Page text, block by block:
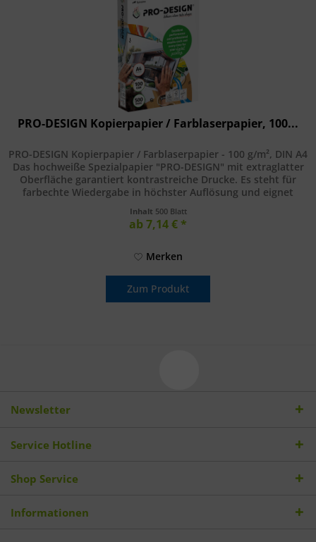
PRO-DESIGN Kopierpapier / Farblaserpapier, 100...
PRO-DESIGN Kopierpapier / Farblaserpapier - 100 g/m², DIN A4
Das hochweiße Spezialpapier "PRO-DESIGN" mit extraglatter
Oberfläche garantiert kontrastreiche Drucke. Es steht für
farbechte Wiedergabe in höchster Auflösung und eignet
Inhalt 500 Blatt
ab 7,14 € *
Merken
Zum Produkt
Newsletter
Service Hotline
Shop Service
Informationen